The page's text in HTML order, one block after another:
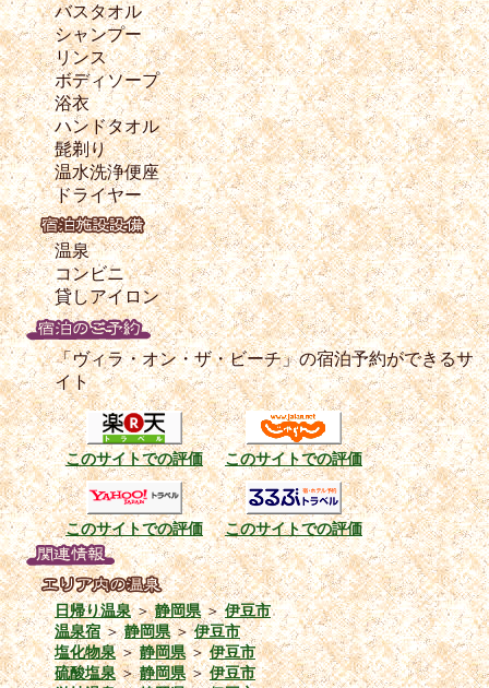
バスタオル
シャンプー
リンス
ボディソープ
浴衣
ハンドタオル
髭剃り
温水洗浄便座
ドライヤー
温泉
コンビニ
貸しアイロン
「ヴィラ・オン・ザ・ビーチ」の宿泊予約ができるサ
イト
このサイトでの評価 このサイトでの評価
このサイトでの評価 このサイトでの評価
日帰り温泉＞静岡県＞伊豆市
温泉宿＞静岡県＞伊豆市
塩化物泉＞静岡県＞伊豆市
硫酸塩泉＞静岡県＞伊豆市